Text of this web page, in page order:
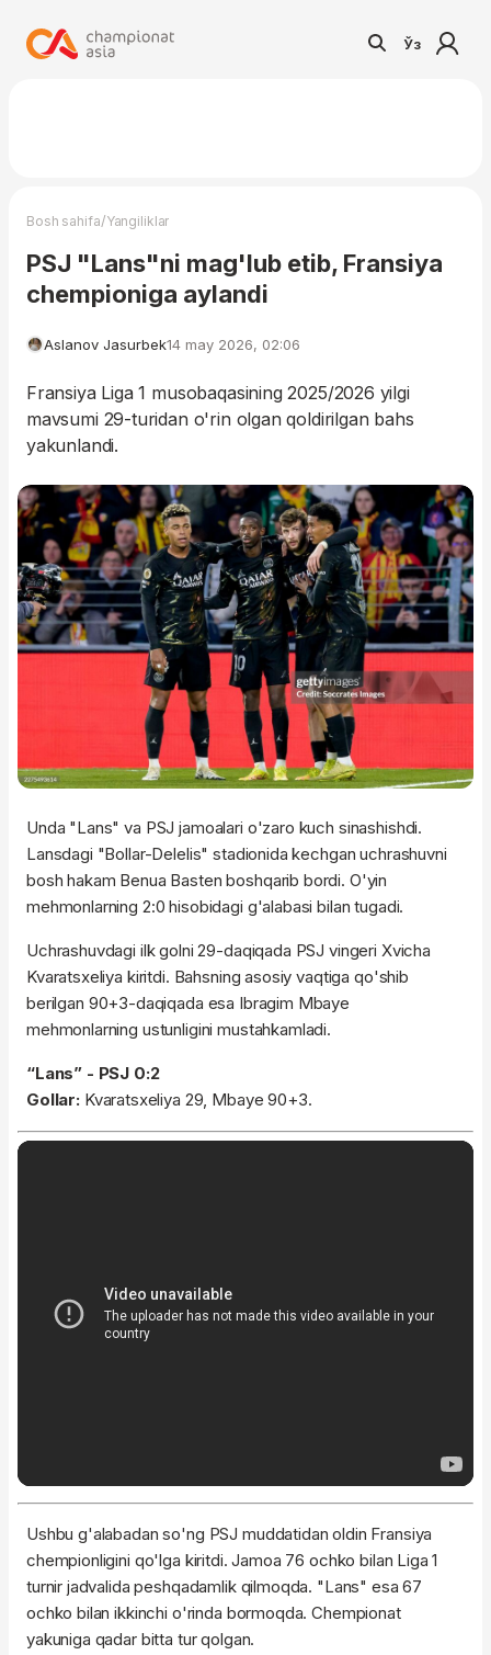
Ўз
Bosh sahifa/Yangiliklar
PSJ "Lans"ni mag'lub etib, Fransiya
chempioniga aylandi
Aslanov Jasurbek14 may 2026, 02:06
Fransiya Liga 1 musobaqasining 2025/2026 yilgi
mavsumi 29-turidan o'rin olgan qoldirilgan bahs
yakunlandi.
Unda "Lans" va PSJ jamoalari o'zaro kuch sinashishdi.
Lansdagi "Bollar-Delelis" stadionida kechgan uchrashuvni
bosh hakam Benua Basten boshqarib bordi. O'yin
mehmonlarning 2:0 hisobidagi g'alabasi bilan tugadi.
Uchrashuvdagi ilk golni 29-daqiqada PSJ vingeri Xvicha
Kvaratsxeliya kiritdi. Bahsning asosiy vaqtiga qo'shib
berilgan 90+3-daqiqada esa Ibragim Mbaye
mehmonlarning ustunligini mustahkamladi.
“Lans” - PSJ 0:2
Gollar: Kvaratsxeliya 29, Mbaye 90+3.
Ushbu g'alabadan so'ng PSJ muddatidan oldin Fransiya
chempionligini qo'lga kiritdi. Jamoa 76 ochko bilan Liga 1
turnir jadvalida peshqadamlik qilmoqda. "Lans" esa 67
ochko bilan ikkinchi o'rinda bormoqda. Chempionat
yakuniga qadar bitta tur qolgan.